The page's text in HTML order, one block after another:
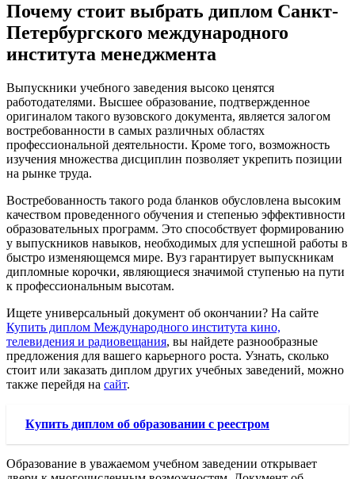
Почему стоит выбрать диплом Санкт-
Петербургского международного
института менеджмента
Выпускники учебного заведения высоко ценятся
работодателями. Высшее образование, подтвержденное
оригиналом такого вузовского документа, является залогом
востребованности в самых различных областях
профессиональной деятельности. Кроме того, возможность
изучения множества дисциплин позволяет укрепить позиции
на рынке труда.
Востребованность такого рода бланков обусловлена высоким
качеством проведенного обучения и степенью эффективности
образовательных программ. Это способствует формированию
у выпускников навыков, необходимых для успешной работы в
быстро изменяющемся мире. Вуз гарантирует выпускникам
дипломные корочки, являющиеся значимой ступенью на пути
к профессиональным высотам.
Ищете универсальный документ об окончании? На сайте
Купить диплом Международного института кино,
телевидения и радиовещания, вы найдете разнообразные
предложения для вашего карьерного роста. Узнать, сколько
стоит или заказать диплом других учебных заведений, можно
также перейдя на сайт.
Купить диплом об образовании с реестром
Образование в уважаемом учебном заведении открывает